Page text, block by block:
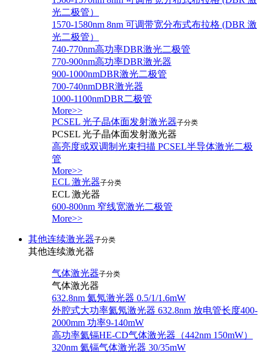
光二极管）
1570-1580nm 8nm 可调带宽分布式布拉格 (DBR 激
光二极管）
740-770nm高功率DBR激光二极管
770-900nm高功率DBR激光器
900-1000nmDBR激光二极管
700-740nmDBR激光器
1000-1100nmDBR二极管
More>>
PCSEL 光子晶体面发射激光器子分类
PCSEL 光子晶体面发射激光器
高亮度或双调制光束扫描 PCSEL半导体激光二极
管
More>>
ECL 激光器子分类
ECL 激光器
600-800nm 窄线宽激光二极管
More>>
其他连续激光器子分类
其他连续激光器
气体激光器子分类
气体激光器
632.8nm 氦氖激光器 0.5/1/1.6mW
外腔式大功率氦氖激光器 632.8nm 放电管长度400-
2000mm 功率9-140mW
高功率氦镉HE-CD气体激光器（442nm 150mW）
320nm 氦镉气体激光器 30/35mW